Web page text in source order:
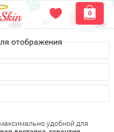
0
отображения
городам России.
Почтой России или
PickPoint или пункте
ужена
получитьбесплатную
любым удобным способом:
Сбербанк) и другими
удобной для